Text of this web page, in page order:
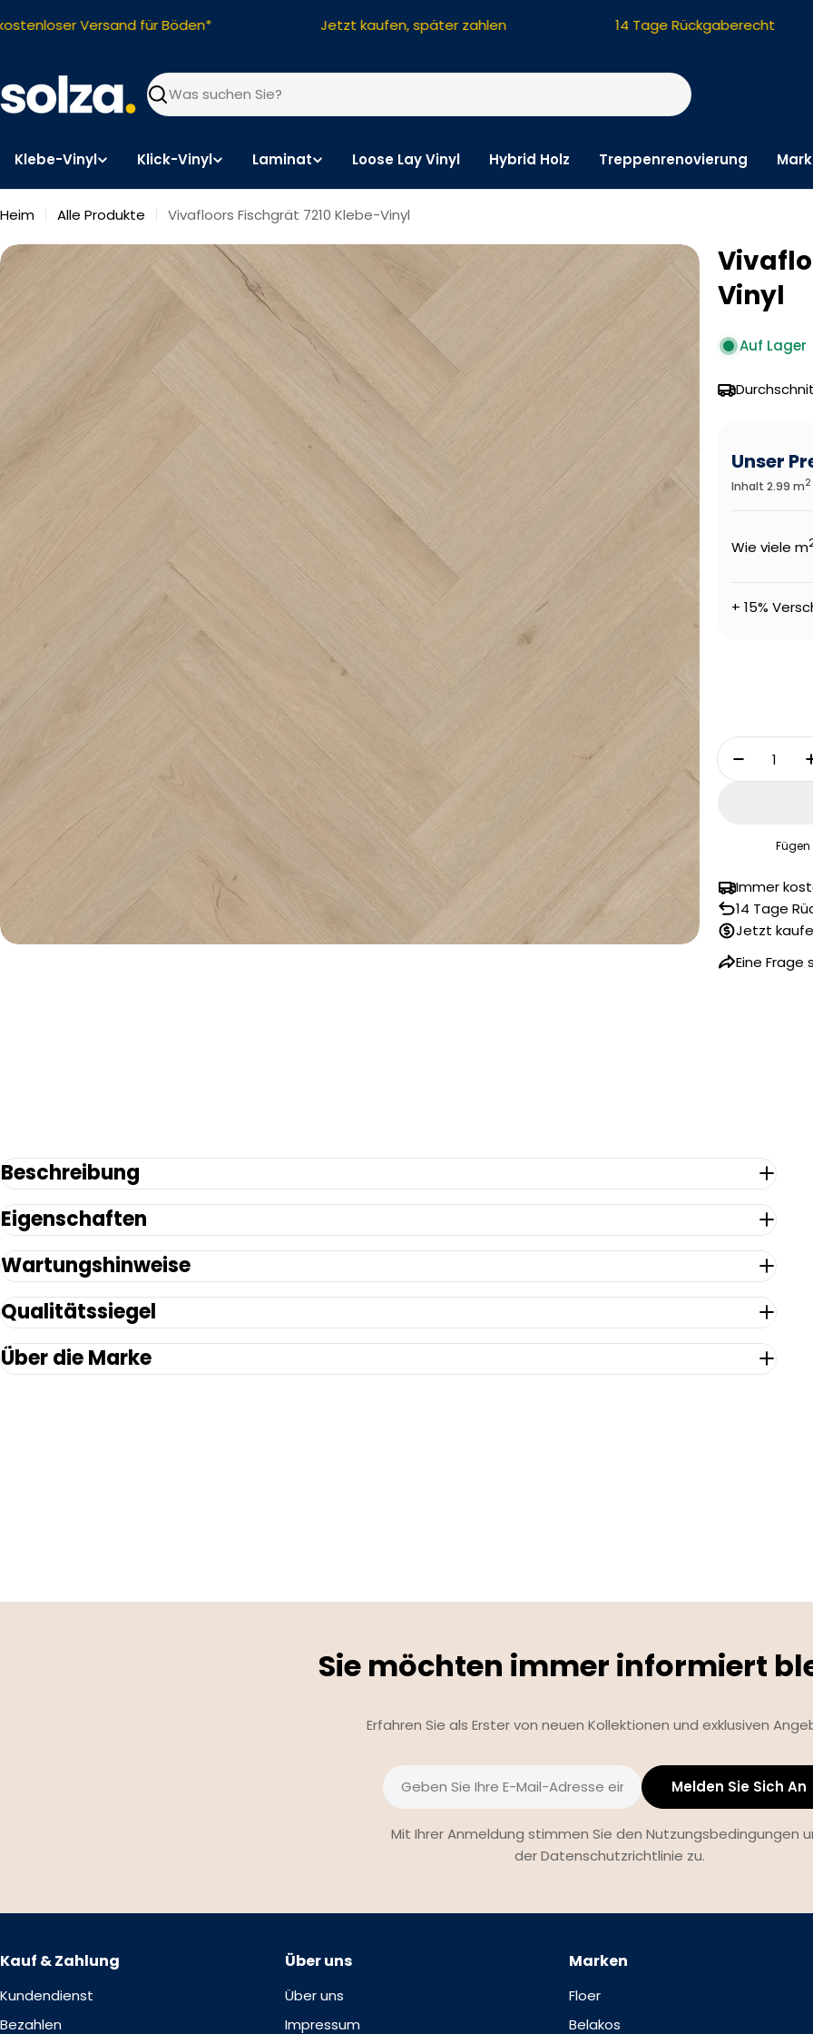
Inhalt
Versand für Böden* Jetzt kaufen, später zahlen 14 Tage Rückgaberecht
Suchen
Klebe-Vinyl Klick-Vinyl Laminat Loose Lay Vinyl Hybrid Holz Treppenrenovierung
Heim Alle Produkte Vivafloors Fischgrät 7210 Klebe-Vinyl
Sie das Medium 0 im Modalformat
Vinyl
Auf Lager
Unser
Inhalt 2.99 m2
Wie viele m
+ 15%
Menge
Menge
Immer
14 Tage
Jetzt
Eine Frage
Beschreibung
Eigenschaften
Wartungshinweise
Qualitätssiegel
Über die Marke
Sie möchten immer informiert
Erfahren Sie als Erster von neuen Kollektionen und exklusiven
E-
Mail
Melden Sie Sich An
Mit Ihrer Anmeldung stimmen Sie den Nutzungsbedingungen
der Datenschutzrichtlinie zu.
Kauf & Zahlung
Kundendienst
Bezahlen
Über uns
Über uns
Impressum
Marken
Floer
Belakos